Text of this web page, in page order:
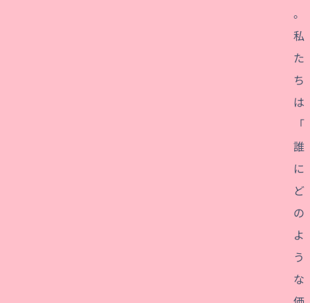
。
私
た
ち
は
「
誰
に
ど
の
よ
う
な